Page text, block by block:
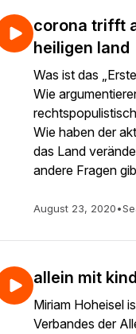
corona trifft
heiligen land
Was ist das
Wie
Wie haben der
das Land
andere Fragen
August 23, 2020•
allein mit kind
Miriam Hoheisel
Verbandes der